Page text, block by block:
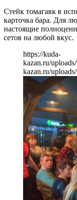
Стейк томагавк в
карточка бара. Для
настоящие
сетов на любой вкус.
https://kuda-
kazan.ru/
kazan.ru/